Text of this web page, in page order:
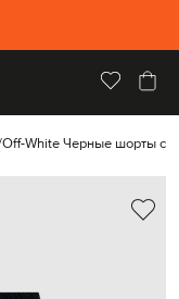
Off-White Черные шорты с